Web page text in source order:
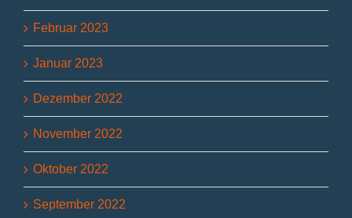
Februar 2023
Januar 2023
Dezember 2022
November 2022
Oktober 2022
September 2022